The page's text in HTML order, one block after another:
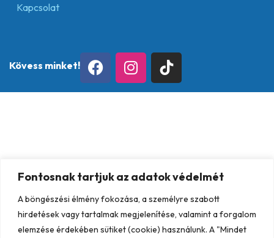
Fontosnak tartjuk az adatok védelmét
A böngészési élmény fokozása, a személyre szabott
hirdetések vagy tartalmak megjelenítése, valamint a forgalom
elemzése érdekében sütiket (cookie) használunk. A "Mindet
Kapcsolat
Kövess minket!